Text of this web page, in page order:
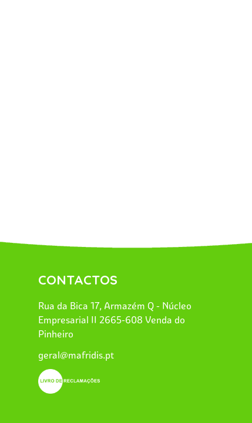
CONTACTOS
Rua da Bica 17, Armazém Q - Núcleo
Empresarial II 2665-608 Venda do
Pinheiro
geral@mafridis.pt